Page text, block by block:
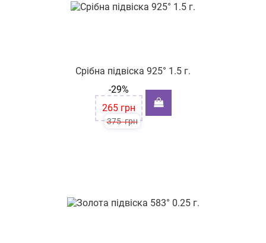
Срібна підвіска 925° 1.5 г.
375грн
-29%
265грн